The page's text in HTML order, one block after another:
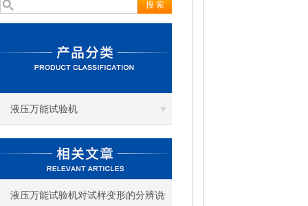
液压万能试验机
液压万能试验机对试样变形的分辨说